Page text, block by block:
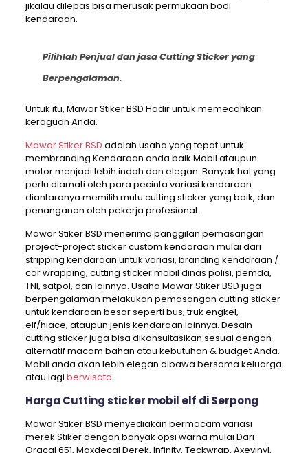
jikalau dilepas bisa merusak permukaan bodi
kendaraan.
Pilihlah Penjual dan jasa Cutting Sticker yang
Berpengalaman.
Untuk itu, Mawar Stiker BSD Hadir untuk memecahkan
keraguan Anda.
Mawar Stiker BSD adalah usaha yang tepat untuk
membranding Kendaraan anda baik Mobil ataupun
motor menjadi lebih indah dan elegan. Banyak hal yang
perlu diamati oleh para pecinta variasi kendaraan
diantaranya memilih mutu cutting sticker yang baik, dan
penanganan oleh pekerja profesional.
Mawar Stiker BSD menerima panggilan pemasangan
project-project sticker custom kendaraan mulai dari
stripping kendaraan untuk variasi, branding kendaraan /
car wrapping, cutting sticker mobil dinas polisi, pemda,
TNI, satpol, dan lainnya. Usaha Mawar Stiker BSD juga
berpengalaman melakukan pemasangan cutting sticker
untuk kendaraan besar seperti bus, truk engkel,
elf/hiace, ataupun jenis kendaraan lainnya. Desain
cutting sticker juga bisa dikonsultasikan sesuai dengan
alternatif macam bahan atau kebutuhan & budget Anda.
Mobil anda akan lebih elegan dibawa bersama keluarga
atau lagi berwisata.
Harga Cutting sticker mobil elf di Serpong
Mawar Stiker BSD menyediakan bermacam variasi
merek Stiker dengan banyak opsi warna mulai Dari
Oracal 651, Maxdecal Derek, Infinity, Teckwrap, Axevinyl,